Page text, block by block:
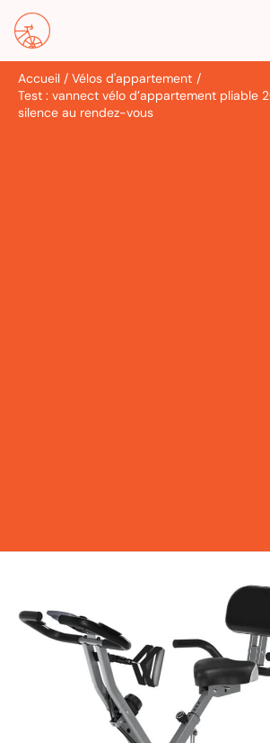
Aller
contenu
Accueil
Vélos d'appartement
Test : vannect vélo d’appartement pliable
silence au rendez-vous
R
e
c
h
e